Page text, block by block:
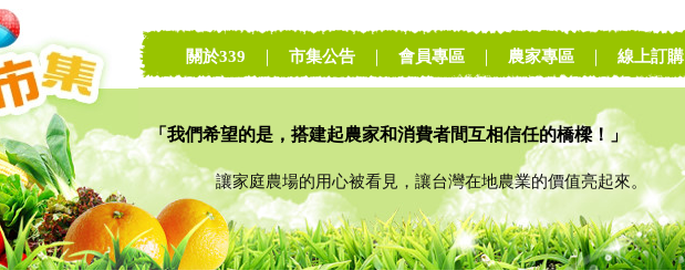
「我們希望的是，搭建起農家和消費者間互相信任的橋樑！」
讓家庭農場的用心被看見，讓台灣在地農業的價值亮起來。
關於339 市集公告 會員專區 農家專區 線上訂購